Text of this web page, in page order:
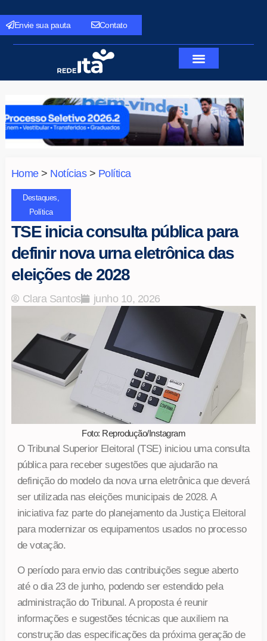
Envie sua pauta Contato
Home> Notícias> Política
Destaques
Política
TSE inicia consulta pública para
definir nova urna eletrônica das
eleições de 2028
Clara Santos junho 10, 2026
Foto: Reprodução/Instagram
O Tribunal Superior Eleitoral (TSE) iniciou uma consulta
pública para receber sugestões que ajudarão na
definição do modelo da nova urna eletrônica que deverá
ser utilizada nas eleições municipais de 2028. A
iniciativa faz parte do planejamento da Justiça Eleitoral
para modernizar os equipamentos usados no processo
de votação.
O período para envio das contribuições segue aberto
até o dia 23 de junho, podendo ser estendido pela
administração do Tribunal. A proposta é reunir
informações e sugestões técnicas que auxiliem na
construção das especificações da próxima geração de